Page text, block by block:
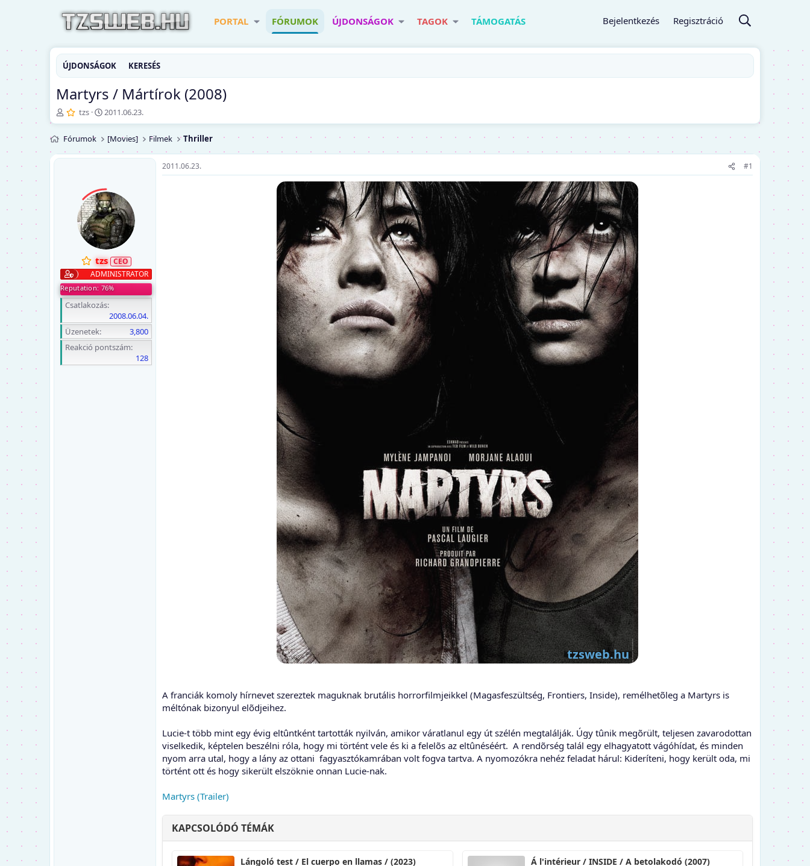
PORTAL FÓRUMOK ÚJDONSÁGOK TAGOK TÁMOGATÁS Bejelentkezés Regisztráció
ÚJDONSÁGOK KERESÉS
Martyrs / Mártírok (2008)
T
é
m
a
i
tzs
K
e
d
ő
t
u
m
2011.06.23.
Fórumok [Movies] Filmek Thriller
tzs
ADMINISTRATOR
Reputation: 76%
Csatlakozás
2008.06.04.
Üzenetek
3,800
Reakció pontszám
128
2011.06.23. #1
A franciák komoly hírnevet szereztek maguknak brutális horrorfilmjeikkel (Magasfeszültség, Frontiers, Inside), remélhetõleg a Martyrs is
méltónak bizonyul elõdjeihez.
Lucie-t több mint egy évig eltûntként tartották nyilván, amikor váratlanul egy út szélén megtalálják. Úgy tûnik megõrült, teljesen zavarodottan
viselkedik, képtelen beszélni róla, hogy mi történt vele és ki a felelõs az eltûnéséért. A rendõrség talál egy elhagyatott vágóhídat, és minden
nyom arra utal, hogy a lány az ottani fagyasztókamrában volt fogva tartva. A nyomozókra nehéz feladat hárul: Kideríteni, hogy került oda, mi
történt ott és hogy sikerült elszöknie onnan Lucie-nak.
Martyrs (Trailer)
KAPCSOLÓDÓ TÉMÁK
Lángoló test / El cuerpo en llamas / (2023) Á l'intérieur / INSIDE / A betolakodó (2007)